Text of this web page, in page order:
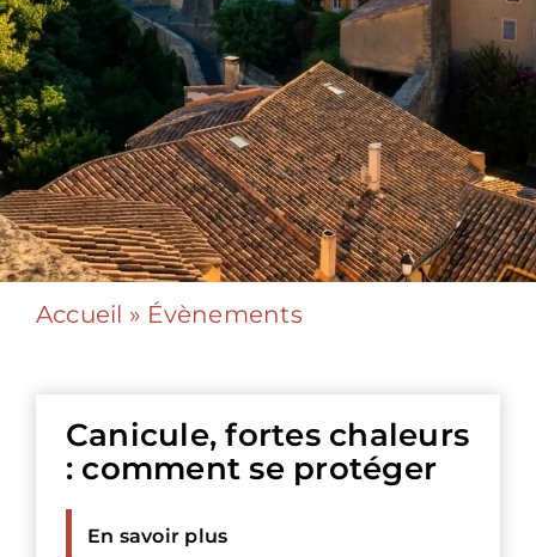
Agenda
Accueil » Évènements
Canicule, fortes chaleurs
: comment se protéger
En savoir plus